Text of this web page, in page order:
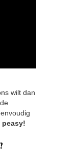
wilt dan
peasy!